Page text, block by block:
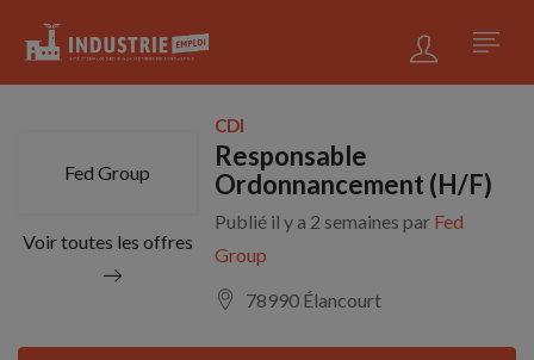
Fed Group
Voir toutes les offres
CDI
Responsable
Ordonnancement (H/F)
Publié il y a 2 semaines par Fed
Group
78990 Élancourt